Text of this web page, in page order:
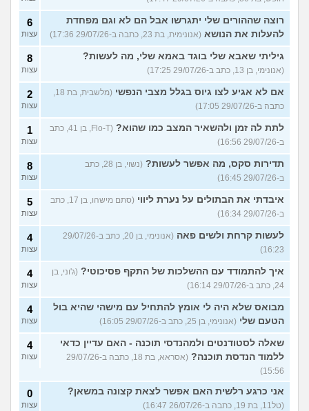
רוצה שההורים שלי יתגרשו אבל הם לא וגם מפחדת
להעלות את הנושא (אנונימית, בת 23, כתבה ב-29/07/26 17:36)
6
עצות
גיליתי שאבא שלי בוגד באמא שלי, מה לעשות?
(אנונימי, בן 13, כתב ב-29/07/26 17:25)
8
עצות
אם לא אגיע לצו גיוס בגלל מצבי הנפשי
(מלשבית, בת 18,
כתבה ב-29/07/26 17:05)
2
עצות
לתת לה זמן ולהשאיר המצב כמו שהוא?
(Flo-T, בן 41, כתב
ב-29/07/26 16:56)
1
עצות
תדירות סקס, מה אפשר לעשות?
(נשוי, בן 28, כתב
ב-29/07/26 16:45)
8
עצות
איבדתי את הבתולים על נערת ליווי
(סתם מישהו, בן 17, כתב
ב-29/07/26 16:34)
5
עצות
לעשות קרחת ולשים פאה
(אנונימי, בן 20, כתב ב-29/07/26
16:23)
4
עצות
איך להתמודד עם ההשלכות של התקף פסיכוטי? (ג'וני, בן
24, כתב ב-29/07/26 16:14)
4
עצות
מבואס שלא היה לי אומץ להתחיל עם מישהי שהיא בול
הטעם שלי (אנונימי, בן 25, כתב ב-29/07/26 16:05)
4
עצות
שאלה לסטודנטים ולמהנדסי תוכנה - האם עדיין כדאי
ללמוד הנדסת תוכנה?
(אסראא, בת 18, כתבה ב-29/07/26
15:56)
4
עצות
אני כרגע רלשית האם אפשר לצאת קצונה במשאן?
(טל11, בת 19, כתבה ב-26/07/26 16:47)
0
עצות